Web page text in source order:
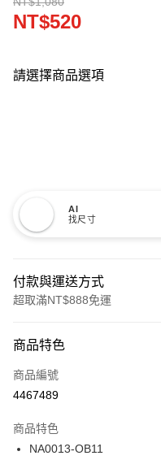
NT$520
請選擇商品選項
AI
找尺寸
付款與運送方式
超取滿NT$888免運
信用卡一次付款
信用卡分期付款
合作金庫商業銀行
華南商業銀行
商品特色
商品編號
4467489
商品特色
NA0013-OB11